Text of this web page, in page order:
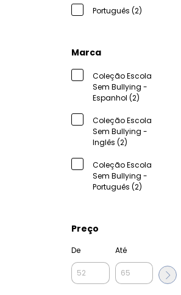
Português (2)
Marca
Coleção Escola
Sem Bullying -
Espanhol (2)
Coleção Escola
Sem Bullying -
Inglês (2)
Coleção Escola
Sem Bullying -
Português (2)
Preço
De Até